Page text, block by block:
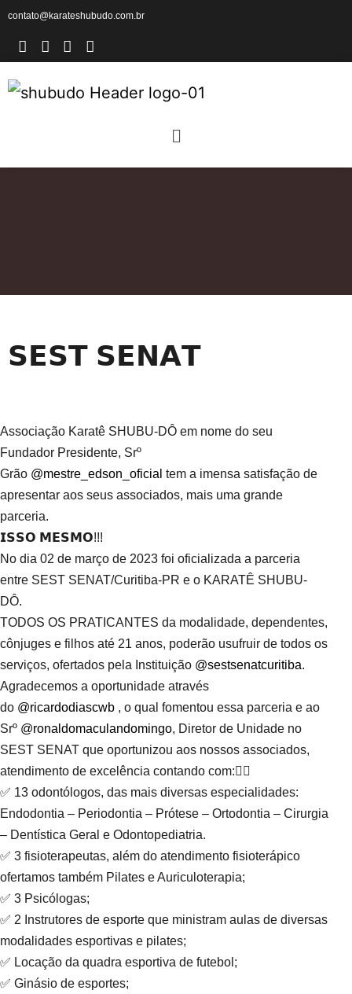
contato@karateshubudo.com.br
𝗦𝗘𝗦𝗧 𝗦𝗘𝗡𝗔𝗧
Associação Karatê SHUBU-DÔ em nome do seu
Fundador Presidente, Srº
Grão @mestre_edson_oficial tem a imensa satisfação de
apresentar aos seus associados, mais uma grande
parceria.
𝗜𝗦𝗦𝗢 𝗠𝗘𝗦𝗠𝗢!!!
No dia 02 de março de 2023 foi oficializada a parceria
entre SEST SENAT/Curitiba-PR e o KARATÊ SHUBU-
DÔ.
TODOS OS PRATICANTES da modalidade, dependentes,
cônjuges e filhos até 21 anos, poderão usufruir de todos os
serviços, ofertados pela Instituição @sestsenatcuritiba.
Agradecemos a oportunidade através
do @ricardodiascwb , o qual fomentou essa parceria e ao
Srº @ronaldomaculandomingo, Diretor de Unidade no
SEST SENAT que oportunizou aos nossos associados,
atendimento de excelência contando com:👇🏼
✅ 13 odontólogos, das mais diversas especialidades:
Endodontia – Periodontia – Prótese – Ortodontia – Cirurgia
– Dentística Geral e Odontopediatria.
✅ 3 fisioterapeutas, além do atendimento fisioterápico
ofertamos também Pilates e Auriculoterapia;
✅ 3 Psicólogas;
✅ 2 Instrutores de esporte que ministram aulas de diversas
modalidades esportivas e pilates;
✅ Locação da quadra esportiva de futebol;
✅ Ginásio de esportes;